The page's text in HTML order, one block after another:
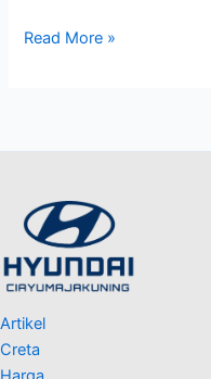
Read More »
Artikel
Creta